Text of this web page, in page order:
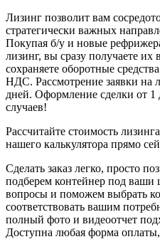
Лизинг позволит вам
стратегически важных
Покупая б/у и новые
лизинг, вы сразу получаете их
сохраняете оборотные
НДС. Рассмотрение заявки на
дней. Оформление сделки от
случаев!
Рассчитайте стоимость
нашего калькулятора прямо
Сделать заказ легко, просто
подберем контейнер под ваши
вопросы и поможем выбрать
соответствовать вашим
полный фото и видеоотчет
Доступна любая форма